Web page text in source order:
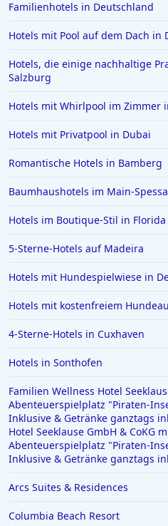
Hotels in Essen
Hotels in Deidesheim
Hotels in Erlangen
Hotels in Rotterdam
Hotels in Bad Homburg vor
Hotels in Varadero
Hotels in Zingst
Hotels in Meersburg
Hotels in der Toskana
Hotels auf Malta
Familienhotels in Deutschland
Hotels mit Pool auf dem Dach in
Hotels, die einige nachhaltige
Salzburg
Hotels mit Whirlpool im Zimmer
Hotels mit Privatpool in Dubai
Romantische Hotels in Bamberg
Baumhaushotels im Main-
Hotels im Boutique-Stil in Florida
5-Sterne-Hotels auf Madeira
Hotels mit Hundespielwiese in
Hotels mit kostenfreiem
4-Sterne-Hotels in Cuxhaven
Hotels in Sonthofen
Familien Wellness Hotel
Abenteuerspielplatz "Piraten-
Inklusive & Getränke ganztags
Hotel Seeklause GmbH & CoKG
Abenteuerspielplatz "Piraten-
Inklusive & Getränke ganztags
Arcs Suites & Residences
Columbia Beach Resort